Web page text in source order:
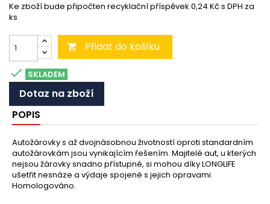
Ke zboží bude připočten recyklační příspěvek 0,24 Kč s DPH za
ks
 Přidat do košíku
 SKLADEM
Dotaz na zboží
POPIS
Autožárovky s až dvojnásobnou životností oproti standardním
autožárovkám jsou vynikajícím řešením. Majitelé aut, u kterých
nejsou žárovky snadno přístupné, si mohou díky LONGLIFE
ušetřit nesnáze a výdaje spojené s jejich opravami.
Homologováno.